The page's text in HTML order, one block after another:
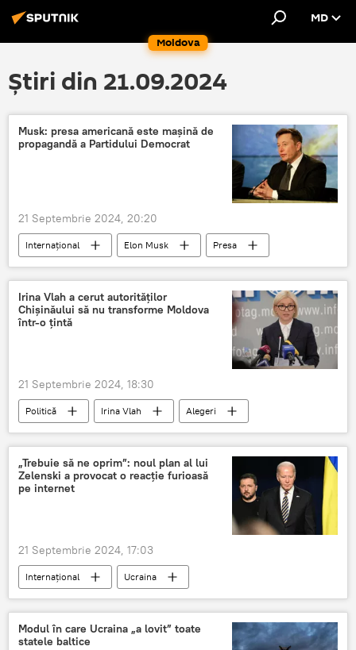
Moldova
MD
Știri din 21.09.2024
Musk: presa americană este mașină de
propagandă a Partidului Democrat
21 Septembrie 2024, 20:20
Internațional Elon Musk
Presa
America
Alegeri
Irina Vlah a cerut autorităților
Chișinăului să nu transforme Moldova
într-o țintă
21 Septembrie 2024, 18:30
Politică Irina Vlah
Alegeri
Moldova
NATO PAS
„Trebuie să ne oprim”: noul plan al lui
Zelenski a provocat o reacție furioasă
pe internet
21 Septembrie 2024, 17:03
Internațional
Ucraina
Volodimir Zelenski
Modul în care Ucraina „a lovit” toate
statele baltice